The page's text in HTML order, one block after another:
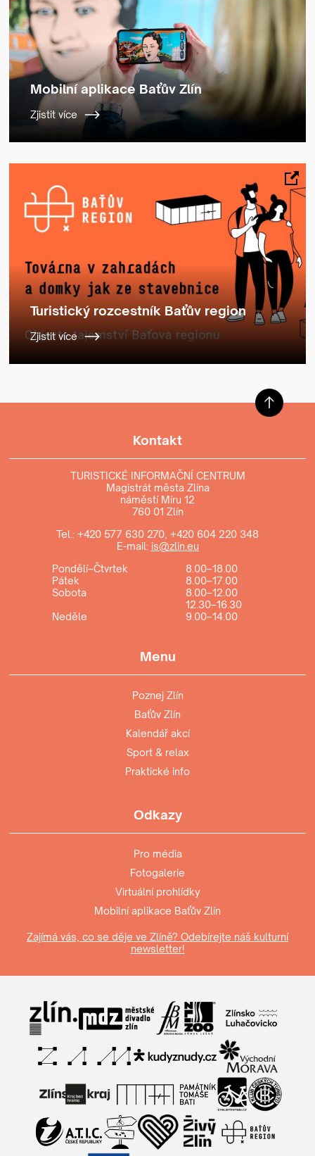
Mobilní aplikace Baťův Zlín
Zjistit více
Turistický rozcestník Baťův region
Zjistit více
Kontakt
TURISTICKÉ INFORMAČNÍ CENTRUM
Magistrát města Zlína
náměstí Míru 12
760 01 Zlín
Tel.: +420 577 630 270 +420 604 220 348
E-mail: is@zlin.eu
Pondělí–Čtvrtek
8.00–18.00
Pátek
8.00–17.00
Sobota
8.00–12.00
12.30–16.30
Neděle
9.00–14.00
Menu
Poznej Zlín
Baťův Zlín
Kalendář akcí
Sport & relax
Praktické info
Odkazy
Pro média
Fotogalerie
Virtuální prohlídky
Mobilní aplikace Baťův Zlín
Zajímá vás, co se děje ve Zlíně? Odebírejte náš kulturní
newsletter!